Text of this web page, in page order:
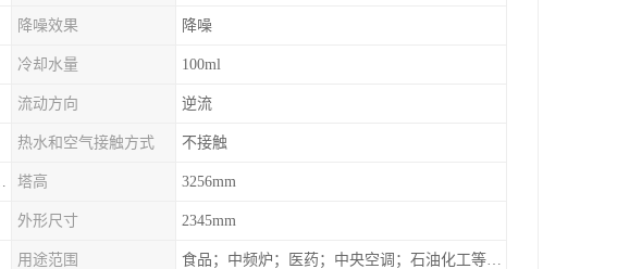
降噪效果 降噪
冷却水量 100ml
流动方向 逆流
热水和空气接触方式 不接触
；电子；新材料 塔高 3256mm
外形尺寸 2345mm
用途范围 食品；中频炉；医药；中央空调；石油化工等行业设备的换热降温